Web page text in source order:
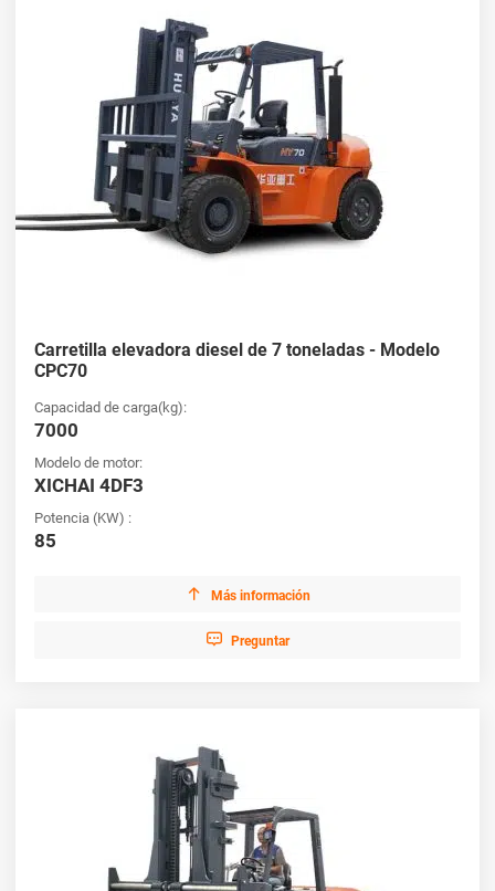
Carretilla elevadora diesel de 7 toneladas - Modelo
CPC70
Capacidad de carga(kg):
7000
Modelo de motor:
XICHAI 4DF3
Potencia (KW) :
85
 Más información
 Preguntar